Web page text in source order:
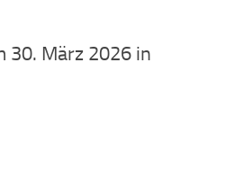
30. März 2026 in